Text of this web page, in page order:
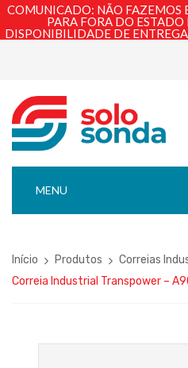
COMUNICADO: NÃO FAZEMOS
PARA FORA DO
DISPONIBILIDADE DE
MENU
Início Produtos
Correias
Correia Industrial Transpower –